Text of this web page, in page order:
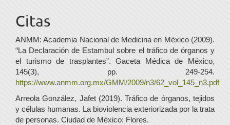
Citas
ANMM: Academia Nacional de Medicina en México (2009).
“La Declaración de Estambul sobre el tráfico de órganos y
el turismo de trasplantes”. Gaceta Médica de México,
145(3), pp. 249-254.
https://www.anmm.org.mx/GMM/2009/n3/62_vol_145_n3.pdf
Arreola González, Jafet (2019). Tráfico de órganos, tejidos
y células humanas. La bioviolencia exteriorizada por la trata
de personas. Ciudad de México: Flores.